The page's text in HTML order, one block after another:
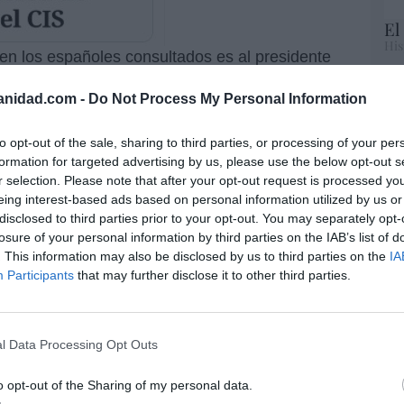
- Do Not Process My Personal Information
opt-out of the sale, sharing to third parties, or processing of your
for targeted advertising by us, please use the below opt-out
selection. Please note that after your opt-out request is processed
interest-based ads based on personal information utilized by us
to third parties prior to your opt-out. You may separately
of your personal information by third parties on the IAB’s list of
This information may also be disclosed by us to third parties on the
Participants that may further disclose it to other third parties.
Data Processing Opt Outs
opt-out of the Sharing of my personal data.
los españoles consultados es al presidente
Francesa,
Emmanuel Macron
, saca
puntuado con un 6,32.
es reprobado unánimemente y recibe sólo
Jinping, suspende con un 3,44.